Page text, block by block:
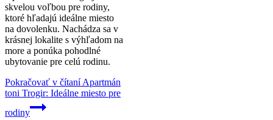
skvelou voľbou pre rodiny,
ktoré hľadajú ideálne miesto
na dovolenku. Nachádza sa v
krásnej lokalite s výhľadom na
more a ponúka pohodlné
ubytovanie pre celú rodinu.
Pokračovať v čítaníApartmán
toni Trogir: Ideálne miesto pre
rodiny